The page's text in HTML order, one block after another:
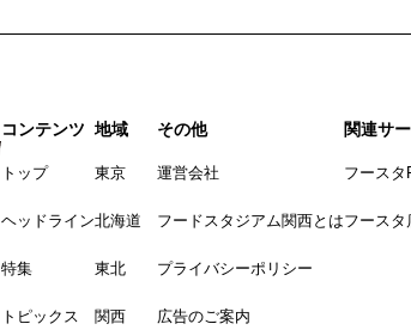
コンテンツ
トップ
ヘッドライン
特集
トピックス
地域
東京
北海道
東北
関西
その他
運営会社
フードスタジアム関西とは
プライバシーポリシー
広告のご案内
関連サ
フースタ
フースタ